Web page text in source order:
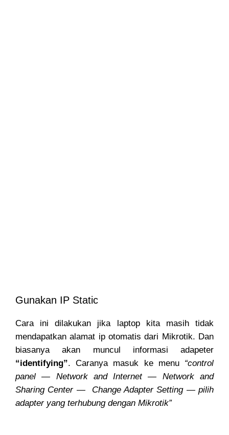
Gunakan IP Static
Cara ini dilakukan jika laptop kita masih tidak
mendapatkan alamat ip otomatis dari Mikrotik. Dan
biasanya akan muncul informasi adapeter
“identifying”. Caranya masuk ke menu “control
panel — Network and Internet — Network and
Sharing Center — Change Adapter Setting — pilih
adapter yang terhubung dengan Mikrotik”